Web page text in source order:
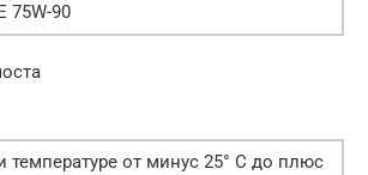
75W-90
температуре от минус 25° С до плюс